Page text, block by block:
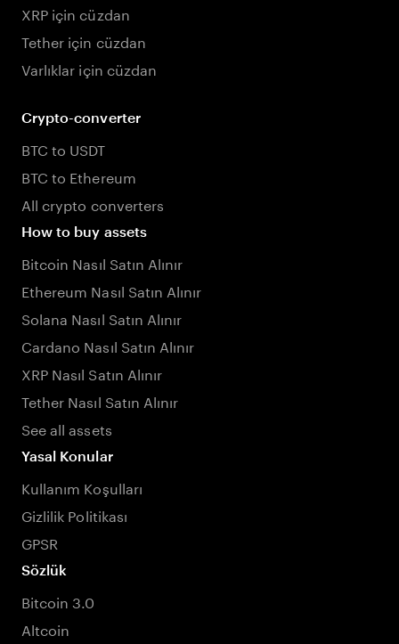
XRP için cüzdan
Tether için cüzdan
Varlıklar için cüzdan
Crypto-converter
BTC to USDT
BTC to Ethereum
All crypto converters
How to buy assets
Bitcoin Nasıl Satın Alınır
Ethereum Nasıl Satın Alınır
Solana Nasıl Satın Alınır
Cardano Nasıl Satın Alınır
XRP Nasıl Satın Alınır
Tether Nasıl Satın Alınır
See all assets
Yasal Konular
Kullanım Koşulları
Gizlilik Politikası
GPSR
Sözlük
Bitcoin 3.0
Altcoin